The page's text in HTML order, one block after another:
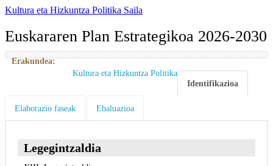
Kultura eta Hizkuntza Politika Saila
Euskararen Plan Estrategikoa 2026-2030
Erakundea:
Kultura eta Hizkuntza Politika
Identifikazioa
Elaborazio faseak Ebaluazioa
Legegintzaldia